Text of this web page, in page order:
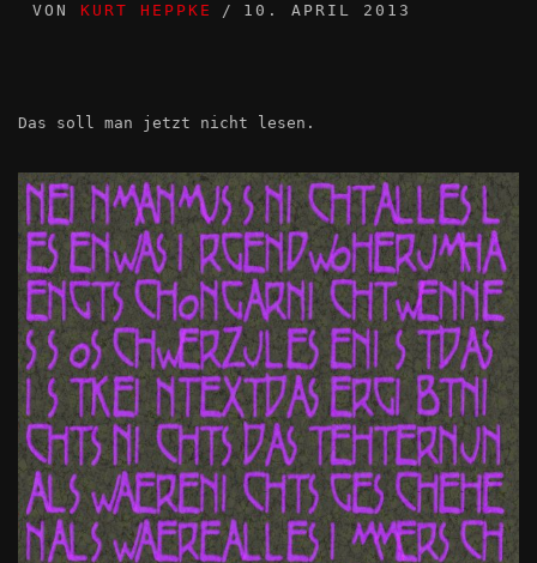
VON KURT HEPPKE 10. APRIL 2013
Das soll man jetzt nicht lesen.